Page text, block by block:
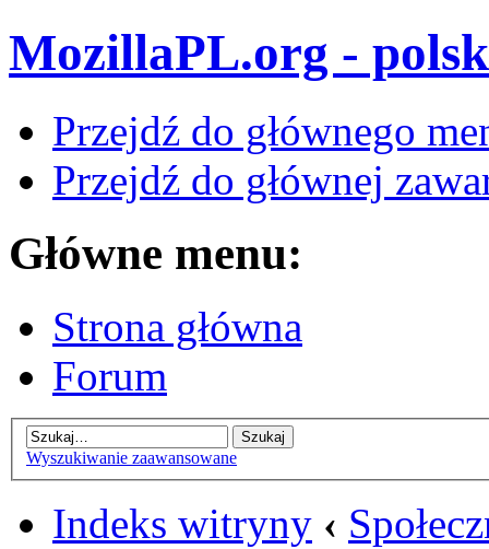
MozillaPL.org -
Przejdź do głównego
Przejdź do głównej
Główne menu:
Strona główna
Forum
Wyszukiwanie zaawansowane
Indeks witryny ‹